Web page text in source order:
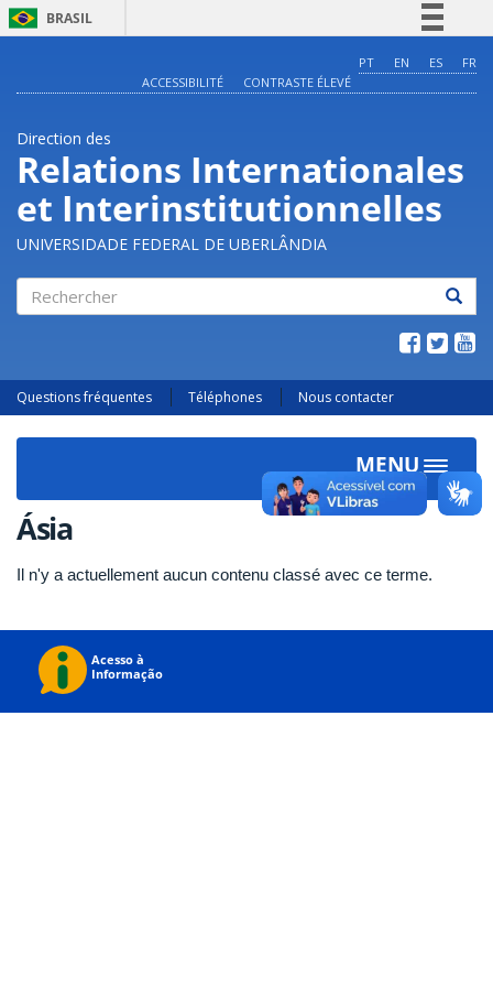
BRASIL
Comunica BR
Acesso à informação
Legislação
Canais
PT EN ES
FR
ACCESSIBILITÉ
CONTRASTE ÉLEVÉ
Direction des
Relations Internationales
et Interinstitutionnelles
UNIVERSIDADE FEDERAL DE UBERLÂNDIA
Questions fréquentes Téléphones Nous contacter
MENU
Toggle
Ásia
Il n'y a actuellement aucun contenu classé avec ce terme.